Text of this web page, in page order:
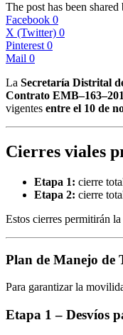
The post has been shared
Facebook 0
X (Twitter) 0
Pinterest 0
Mail 0
La Secretaría Distrital
Contrato
vigentes entre el 10 de
Cierres viales
Etapa 1: cierre
Etapa 2: cierre
Estos cierres permitirán la
Plan de Manejo de
Para garantizar la
Etapa 1 – Desvíos